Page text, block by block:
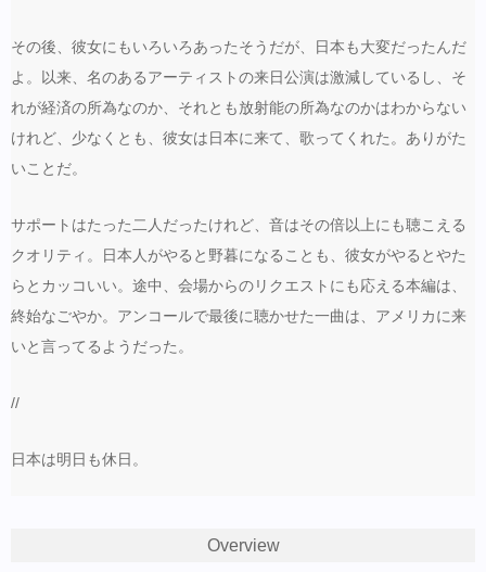
その後、彼女にもいろいろあったそうだが、日本も大変だったんだ
よ。以来、名のあるアーティストの来日公演は激減しているし、そ
れが経済の所為なのか、それとも放射能の所為なのかはわからない
けれど、少なくとも、彼女は日本に来て、歌ってくれた。ありがた
いことだ。
サポートはたった二人だったけれど、音はその倍以上にも聴こえる
クオリティ。日本人がやると野暮になることも、彼女がやるとやた
らとカッコいい。途中、会場からのリクエストにも応える本編は、
終始なごやか。アンコールで最後に聴かせた一曲は、アメリカに来
いと言ってるようだった。
//
日本は明日も休日。
Overview